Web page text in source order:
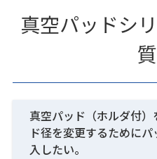
真空パッドシ
真空パッド（ホルダ付）
ド径を変更するために
入したい。